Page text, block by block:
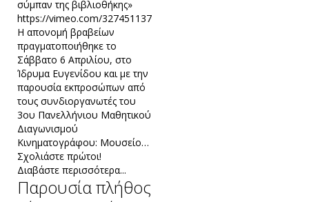
σύμπαν της βιβλιοθήκης»
https://vimeo.com/327451137
Η απονομή βραβείων
πραγματοποιήθηκε το
Σάββατο 6 Απριλίου, στο
Ίδρυμα Ευγενίδου και με την
παρουσία εκπροσώπων από
τους συνδιοργανωτές του
3ου Πανελλήνιου Μαθητικού
Διαγωνισμού
Κινηματογράφου: Μουσείο…
Σχολιάστε πρώτοι!
Διαβάστε περισσότερα...
Παρουσία πλήθος